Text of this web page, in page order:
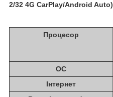
2/32 4G CarPlay/Android Auto)
Процесор
ОС
Інтернет